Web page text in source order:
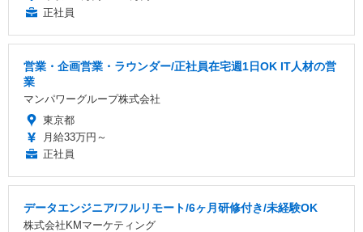
正社員
営業・企画営業・ラウンダー/正社員在宅週1日OK IT人材の営
業
マンパワーグループ株式会社
東京都
月給33万円～
正社員
データエンジニア/フルリモート/6ヶ月研修付き/未経験OK
株式会社KMマーケティング